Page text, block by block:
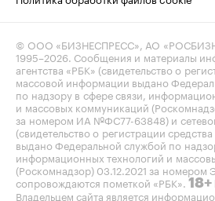
© ООО «БИЗНЕСПРЕСС», АО
1995–2026. Сообщения и материалы
агентства «РБК» (свидетельство о
массовой информации выдано
по надзору в сфере связи,
и массовых коммуникаций
за номером ИА №ФС77-63848) и
(свидетельство о регистрации
выдано Федеральной службой по
информационных технологий и
(Роскомнадзор) 03.12.2021 за
сопровождаются пометкой «РБК». 18+
Владельцем сайта является